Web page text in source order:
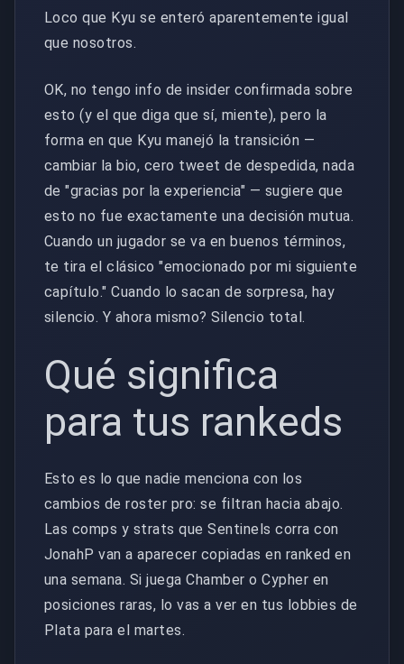
Loco que Kyu se enteró aparentemente igual
que nosotros.
OK, no tengo info de insider confirmada sobre
esto (y el que diga que sí, miente), pero la
forma en que Kyu manejó la transición —
cambiar la bio, cero tweet de despedida, nada
de "gracias por la experiencia" — sugiere que
esto no fue exactamente una decisión mutua.
Cuando un jugador se va en buenos términos,
te tira el clásico "emocionado por mi siguiente
capítulo." Cuando lo sacan de sorpresa, hay
silencio. Y ahora mismo? Silencio total.
Qué significa
para tus rankeds
Esto es lo que nadie menciona con los
cambios de roster pro: se filtran hacia abajo.
Las comps y strats que Sentinels corra con
JonahP van a aparecer copiadas en ranked en
una semana. Si juega Chamber o Cypher en
posiciones raras, lo vas a ver en tus lobbies de
Plata para el martes.